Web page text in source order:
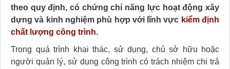
theo quy định, có chứng chỉ năng lực hoạt động xây
dựng và kinh nghiệm phù hợp với lĩnh vực kiểm định
chất lượng công trình.
Trong quá trình khai thác, sử dụng, chủ sở hữu hoặc
người quản lý, sử dụng công trình có trách nhiệm chi trả